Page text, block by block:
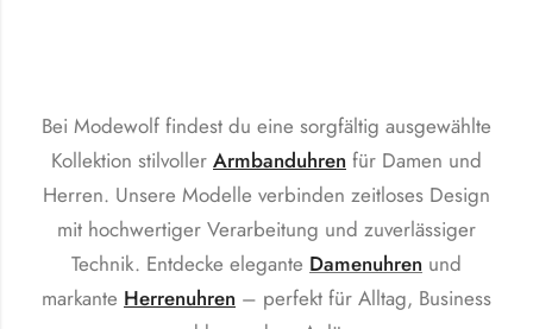
Bei Modewolf findest du eine sorgfältig ausgewählte
Kollektion stilvoller Armbanduhren für Damen und
Herren. Unsere Modelle verbinden zeitloses Design
mit hochwertiger Verarbeitung und zuverlässiger
Technik. Entdecke elegante Damenuhren und
markante Herrenuhren – perfekt für Alltag, Business